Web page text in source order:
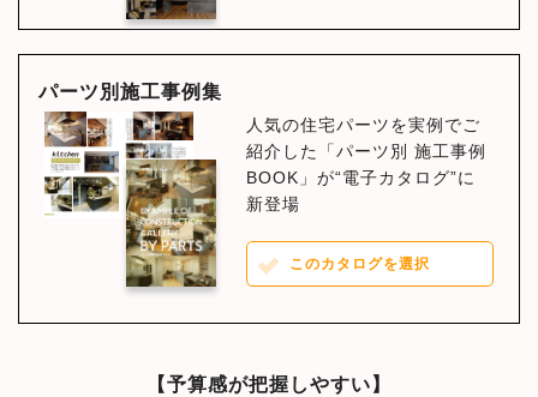
パーツ別施工事例集
人気の住宅パーツを実例でご
紹介した「パーツ別 施工事例
BOOK」が“電子カタログ”に
新登場
このカタログを選択
【予算感が把握しやすい】